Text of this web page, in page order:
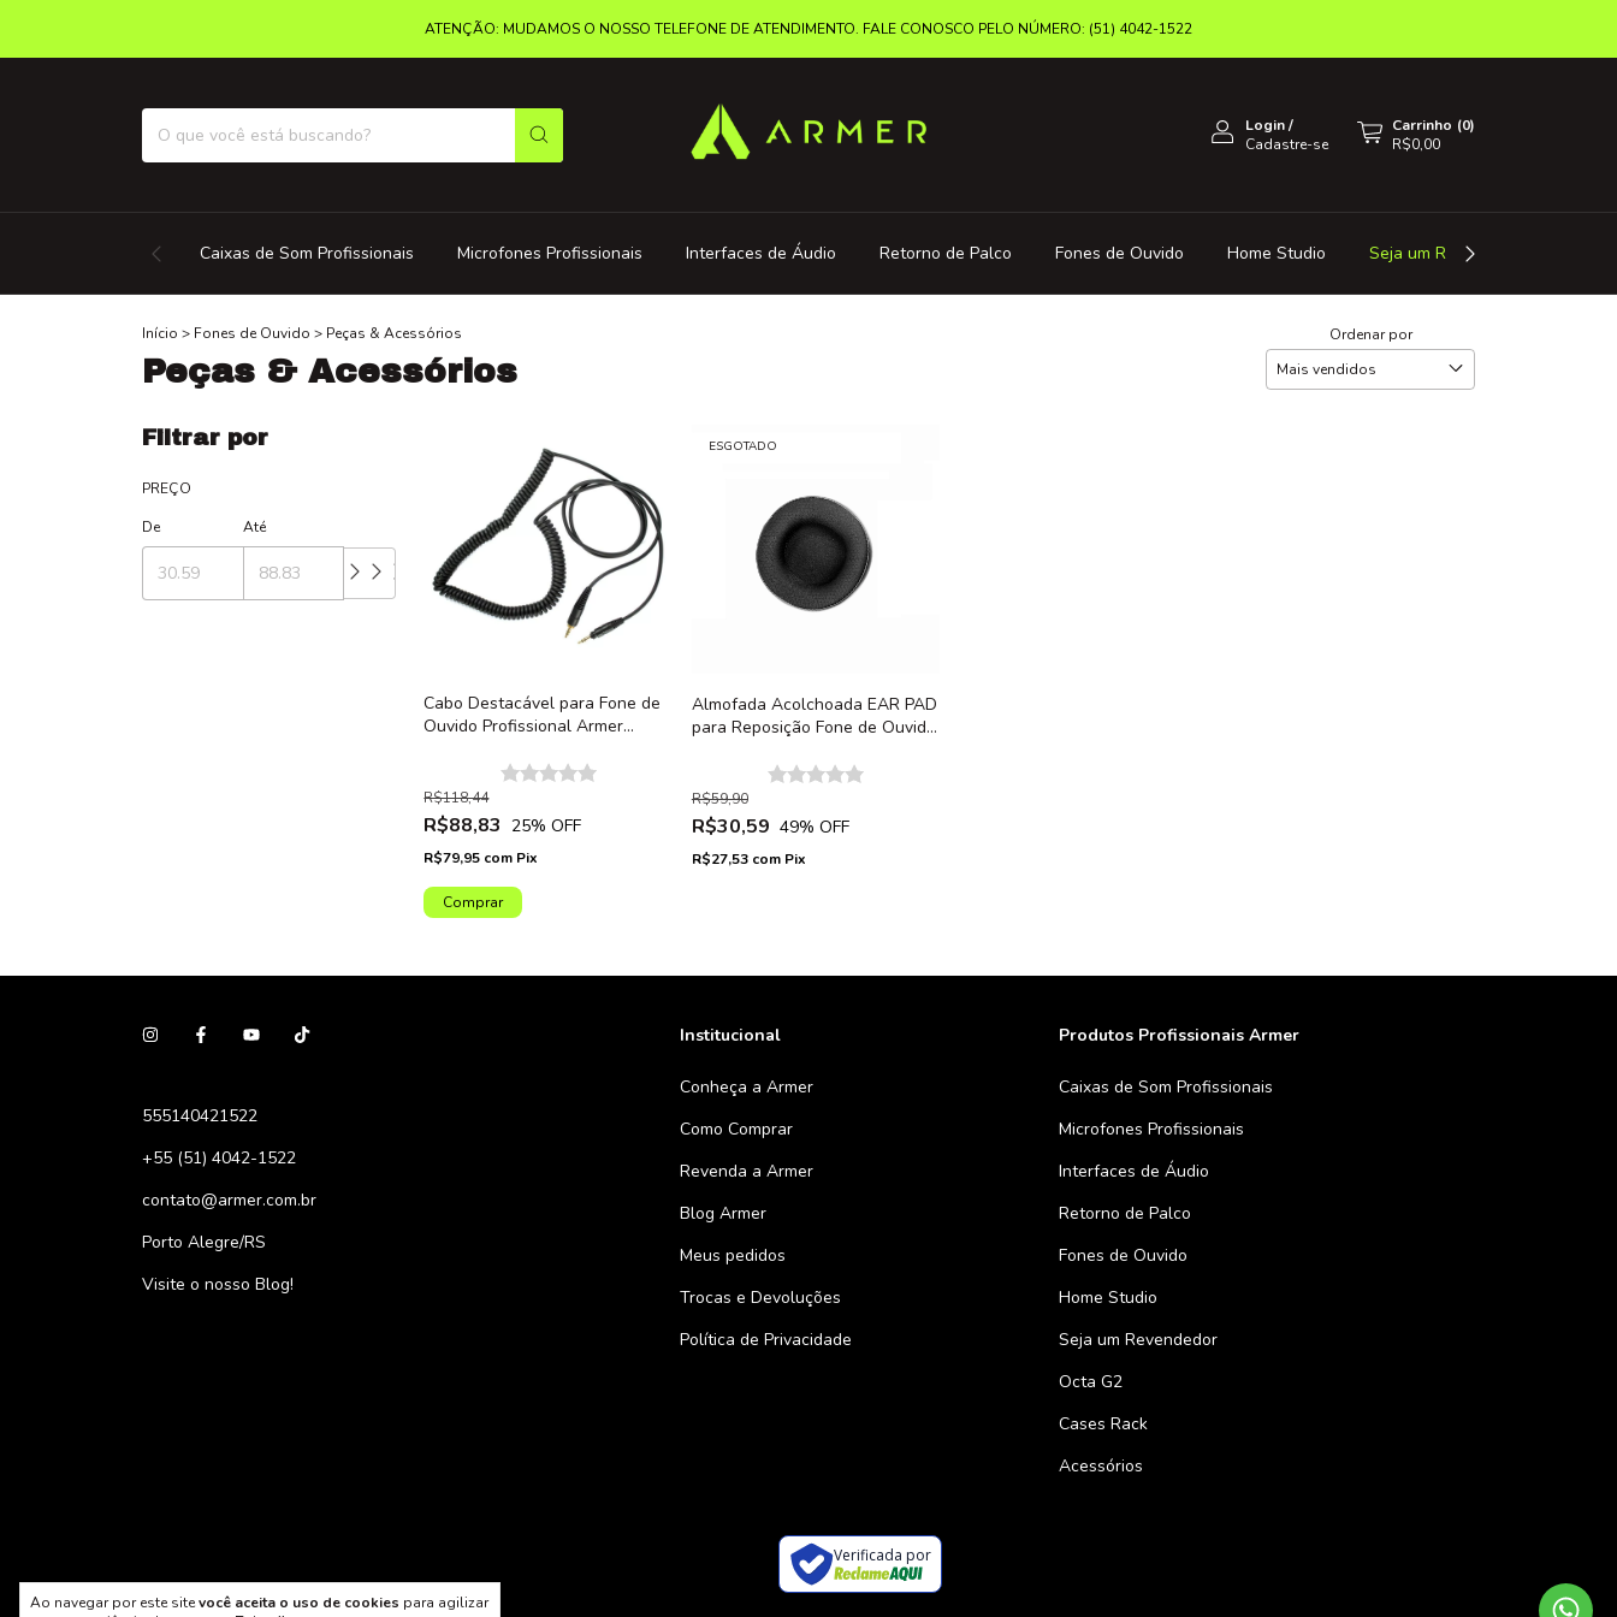
ATENÇÃO: MUDAMOS O NOSSO TELEFONE DE ATENDIMENTO. FALE CONOSCO PELO NÚMERO: (51) 4042-1522
Login/
Cadastre-se
Carrinho (0)
R$0,00
Caixas de Som Profissionais Microfones Profissionais Interfaces de Áudio Retorno de Palco Fones de Ouvido Home Studio Seja um Revendedor
Ao navegar por este sitevocê aceita o uso de cookies para agilizar
Início > Fones de Ouvido > Peças & Acessórios
Peças & Acessórios
Ordenar por
Filtrar por
PREÇO
De
Até
Cabo Destacável para Fone de
Ouvido Profissional Armer
R$88,83
R$118,44
25% OFF
R$79,95 com Pix
ESGOTADO
Almofada Acolchoada EAR PAD
para Reposição Fone de Ouvido
R$30,59
R$59,90
49% OFF
R$27,53 com Pix
555140421522
+55 (51) 4042-1522
contato@armer.com.br
Porto Alegre/RS
Visite o nosso Blog!
Institucional
Conheça a Armer
Como Comprar
Revenda a Armer
Blog Armer
Meus pedidos
Trocas e Devoluções
Política de Privacidade
Produtos Profissionais Armer
Caixas de Som Profissionais
Microfones Profissionais
Interfaces de Áudio
Retorno de Palco
Fones de Ouvido
Home Studio
Seja um Revendedor
Octa G2
Cases Rack
Acessórios
Meios de pagamento
Verificada por